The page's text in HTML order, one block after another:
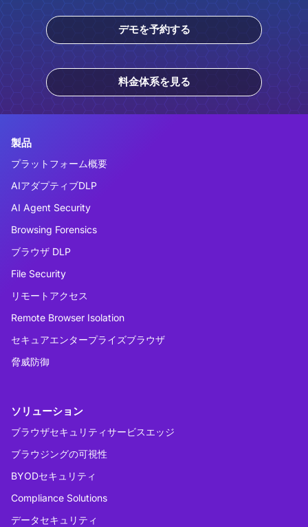
デモを予約する
料金体系を見る
製品
プラットフォーム概要
AIアダプティブDLP
AI Agent Security
Browsing Forensics
ブラウザ DLP
File Security
リモートアクセス
Remote Browser Isolation
セキュアエンタープライズブラウザ
脅威防御
ソリューション
ブラウザセキュリティサービスエッジ
ブラウジングの可視性
BYODセキュリティ
Compliance Solutions
データセキュリティ